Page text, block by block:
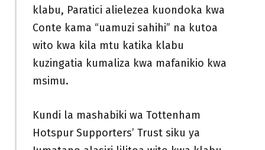
klabu, Paratici alielezea kuondoka kwa
Conte kama “uamuzi sahihi” na kutoa
wito kwa kila mtu katika klabu
kuzingatia kumaliza kwa mafanikio kwa
msimu.
Kundi la mashabiki wa Tottenham
Hotspur Supporters’ Trust siku ya